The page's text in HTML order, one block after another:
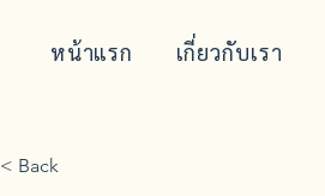
หน้าแรก เกี่ยวกับเรา
< Back